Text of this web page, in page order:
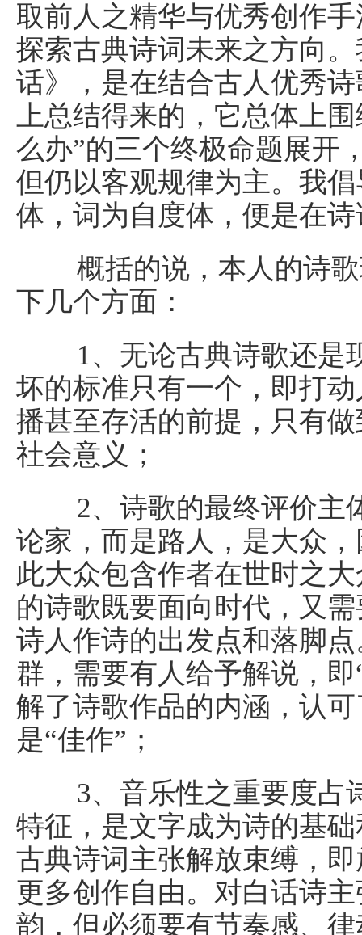
取前人之精华与优秀创作
探索古典诗词未来之方向
话》，是在结合古人优秀
上总结得来的，它总体上
么办”的三个终极命题展开
但仍以客观规律为主。我
体，词为自度体，便是在
概括的说，本人的诗歌
下几个方面：
1、无论古典诗歌还是
坏的标准只有一个，即打
播甚至存活的前提，只有
社会意义；
2、诗歌的最终评价主
论家，而是路人，是大众
此大众包含作者在世时之
的诗歌既要面向时代，又
诗人作诗的出发点和落脚
群，需要有人给予解说，
解了诗歌作品的内涵，认
是“佳作”；
3、音乐性之重要度占
特征，是文字成为诗的基
古典诗词主张解放束缚，
更多创作自由。对白话诗
韵，但必须要有节奏感、